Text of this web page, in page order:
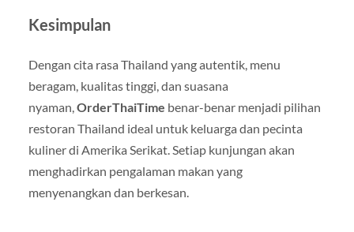
Kesimpulan
Dengan cita rasa Thailand yang autentik, menu
beragam, kualitas tinggi, dan suasana
nyaman,OrderThaiTime benar-benar menjadi pilihan
restoran Thailand ideal untuk keluarga dan pecinta
kuliner di Amerika Serikat. Setiap kunjungan akan
menghadirkan pengalaman makan yang
menyenangkan dan berkesan.